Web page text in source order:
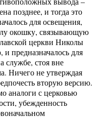
позднее, и тогда это
для освещения,
окошку, связывающую
церкви Николы
предназначалось для
службе, стоя вне
Ничего не утверждая
вторую версию.
аналоги с церковью
убежденность